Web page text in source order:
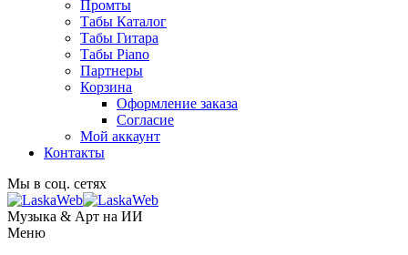
Промты
Табы Каталог
Табы Гитара
Табы Piano
Партнеры
Корзина
Оформление заказа
Согласие
Мой аккаунт
Контакты
Мы в соц. сетях
Музыка & Арт на ИИ
Меню